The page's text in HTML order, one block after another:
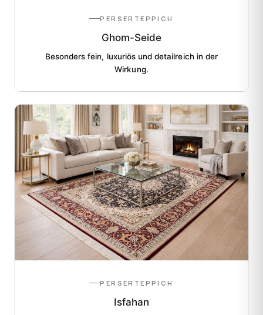
PERSERTEPPICH
Ghom-Seide
Besonders fein, luxuriös und detailreich in der
Wirkung.
PERSERTEPPICH
Isfahan